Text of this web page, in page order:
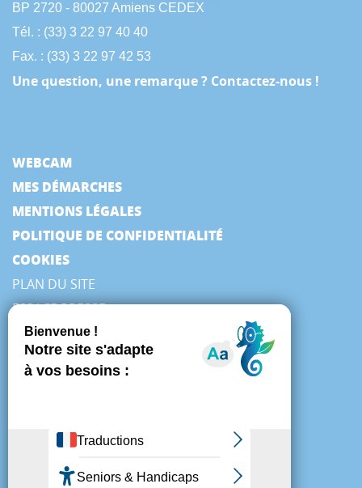
BP 2720 - 80027 Amiens CEDEX
Tél. : (33) 3 22 97 40 40
Fax. : (33) 3 22 97 42 53
Une question, une remarque ? Contactez-nous !
WEBCAM
MES DÉMARCHES
MENTIONS LÉGALES
POLITIQUE DE CONFIDENTIALITÉ
COOKIES
PLAN DU SITE
ESPACE PRESSE